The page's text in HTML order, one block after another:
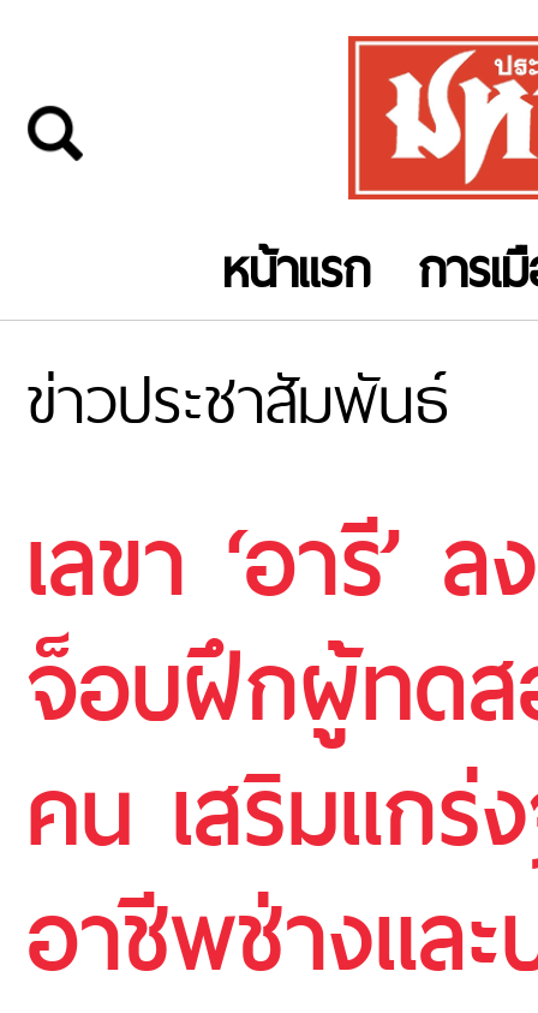
หน้าแรก การเ
ข่าวประชาสัมพันธ์
เลขา ‘อารี’
จ็อบฝึกผู้ทดส
คน เสริมแกร่
อาชีพช่างและ